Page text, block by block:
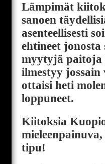
Lämpimät
sanoen
asenteellisesti
ehtineet jonosta
myytyjä paitoja
ilmestyy
ottaisi heti
loppuneet.
Kiitoksia
tipu!